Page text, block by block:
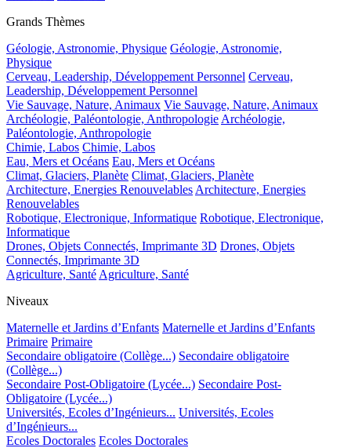
Grands Thèmes
Géologie, Astronomie, Physique Géologie, Astronomie,
Physique
Cerveau, Leadership, Développement Personnel Cerveau,
Leadership, Développement Personnel
Vie Sauvage, Nature, Animaux Vie Sauvage, Nature, Animaux
Archéologie, Paléontologie, Anthropologie Archéologie,
Paléontologie, Anthropologie
Chimie, Labos Chimie, Labos
Eau, Mers et Océans Eau, Mers et Océans
Climat, Glaciers, Planète Climat, Glaciers, Planète
Architecture, Energies Renouvelables Architecture, Energies
Renouvelables
Robotique, Electronique, Informatique Robotique, Electronique,
Informatique
Drones, Objets Connectés, Imprimante 3D Drones, Objets
Connectés, Imprimante 3D
Agriculture, Santé Agriculture, Santé
Niveaux
Maternelle et Jardins d’Enfants Maternelle et Jardins d’Enfants
Primaire Primaire
Secondaire obligatoire (Collège...) Secondaire obligatoire
(Collège...)
Secondaire Post-Obligatoire (Lycée...) Secondaire Post-
Obligatoire (Lycée...)
Universités, Ecoles d’Ingénieurs... Universités, Ecoles
d’Ingénieurs...
Ecoles Doctorales Ecoles Doctorales